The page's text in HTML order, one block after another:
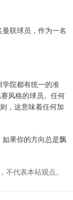
联球员，作为一名
院都有统一的准
风格的球员。任何
，这意味着任何加
果你的方向总是飘
不代表本站观点。